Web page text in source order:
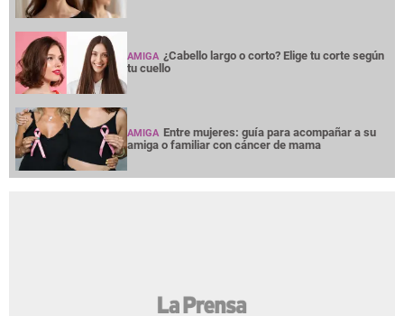
AMIGA ¿Cabello largo o corto? Elige tu corte según
tu cuello
AMIGA Entre mujeres: guía para acompañar a su
amiga o familiar con cáncer de mama